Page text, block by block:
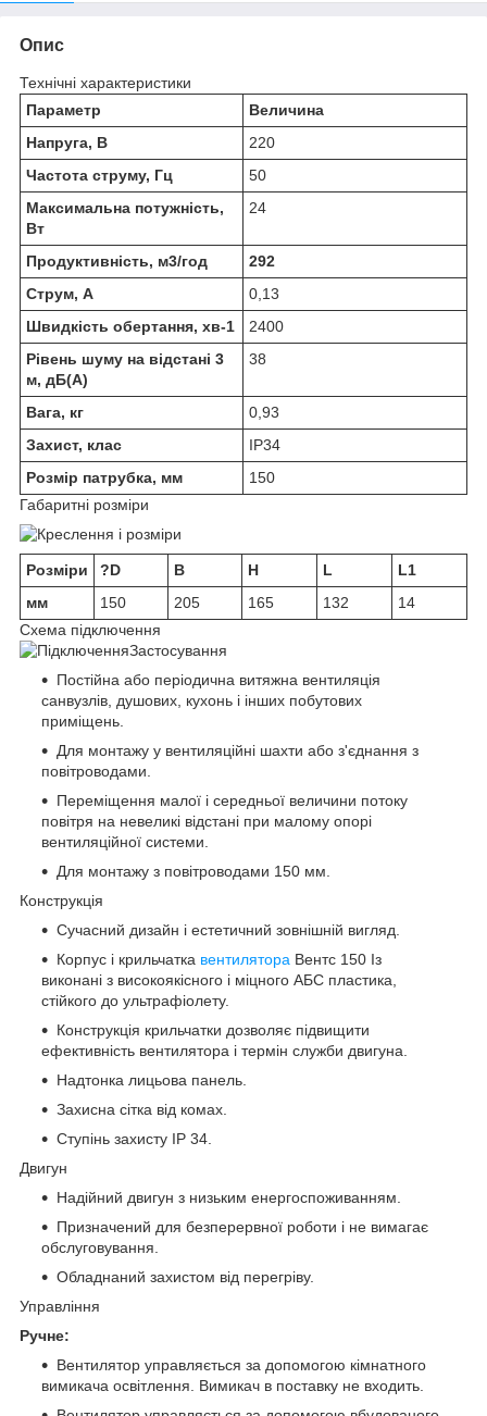
Опис
Технічні характеристики
Параметр
Величина
Напруга, В
220
Частота струму, Гц
50
Максимальна потужність,
Вт
24
Продуктивність, м3/год
292
Струм, А
0,13
Швидкість обертання, хв-1
2400
Рівень шуму на відстані 3
м, дБ(А)
38
Вага, кг
0,93
Захист, клас
IP34
Розмір патрубка, мм
150
Габаритні розміри
Розміри ?D B H L
L1
мм
150 205 165 132
14
Схема підключення
Застосування
Постійна або періодична витяжна вентиляція
санвузлів, душових, кухонь і інших побутових
приміщень.
Для монтажу у вентиляційні шахти або з'єднання з
повітроводами.
Переміщення малої і середньої величини потоку
повітря на невеликі відстані при малому опорі
вентиляційної системи.
Для монтажу з повітроводами 150 мм.
Конструкція
Сучасний дизайн і естетичний зовнішній вигляд.
Корпус і крильчатка вентилятора Вентс 150 Із
виконані з високоякісного і міцного АБС пластика,
стійкого до ультрафіолету.
Конструкція крильчатки дозволяє підвищити
ефективність вентилятора і термін служби двигуна.
Надтонка лицьова панель.
Захисна сітка від комах.
Ступінь захисту IP 34.
Двигун
Надійний двигун з низьким енергоспоживанням.
Призначений для безперервної роботи і не вимагає
обслуговування.
Обладнаний захистом від перегріву.
Управління
Ручне:
Вентилятор управляється за допомогою кімнатного
вимикача освітлення. Вимикач в поставку не входить.